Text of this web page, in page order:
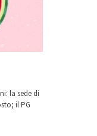
la sede di
il PG